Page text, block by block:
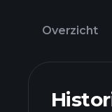
Overzicht